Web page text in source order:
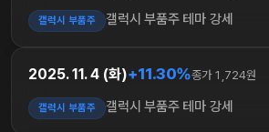
갤럭시 부품주 갤럭시 부품주 테마 강세
2025. 11. 4 (화)+11.30%종가 1,724원
갤럭시 부품주 갤럭시 부품주 테마 강세